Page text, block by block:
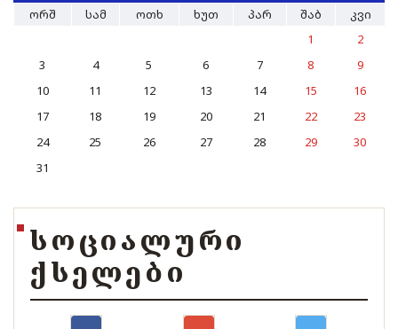
ᲝᲠᲨ
ᲡᲐᲛ ᲝᲗᲮ ᲮᲣᲗ ᲞᲐᲠ ᲨᲐᲑ
ᲙᲕᲘ
1
2
3
4 5 6 7 8
9
10
11 12 13 14 15
16
17
18 19 20 21 22
23
24
25 26 27 28 29
30
31
ᲡᲝᲪᲘᲐᲚᲣᲠᲘ
ᲥᲡᲔᲚᲔᲑᲘ